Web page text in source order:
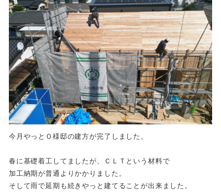
求人情報
今月やっとＯ様邸の建方が完了しました。
春に基礎着工してましたが、ＣＬＴという材料で
加工納期が普通よりかかりました。
そして雨で延期も続きやっと建てることが出来ました。